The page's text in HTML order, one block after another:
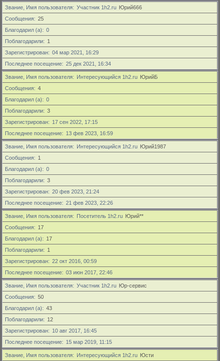
Звание, Имя пользователя Участник 1h2.ru Юрий666
Сообщения
25
Благодарил (а)
0
Поблагодарили
1
Зарегистрирован
04 мар 2021, 16:29
Последнее посещение
25 дек 2021, 16:34
Звание, Имя пользователя Интересующийся 1h2.ru ЮрийБ
Сообщения
4
Благодарил (а)
0
Поблагодарили
3
Зарегистрирован
17 сен 2022, 17:15
Последнее посещение
13 фев 2023, 16:59
Звание, Имя пользователя Интересующийся 1h2.ru Юрий1987
Сообщения
1
Благодарил (а)
0
Поблагодарили
3
Зарегистрирован
20 фев 2023, 21:24
Последнее посещение
21 фев 2023, 22:26
Звание, Имя пользователя Посетитель 1h2.ru Юрий**
Сообщения
17
Благодарил (а)
17
Поблагодарили
1
Зарегистрирован
22 окт 2016, 00:59
Последнее посещение
03 июн 2017, 22:46
Звание, Имя пользователя Участник 1h2.ru Юр-сервис
Сообщения
50
Благодарил (а)
43
Поблагодарили
12
Зарегистрирован
10 авг 2017, 16:45
Последнее посещение
15 мар 2019, 11:15
Звание, Имя пользователя Интересующийся 1h2.ru Юсти